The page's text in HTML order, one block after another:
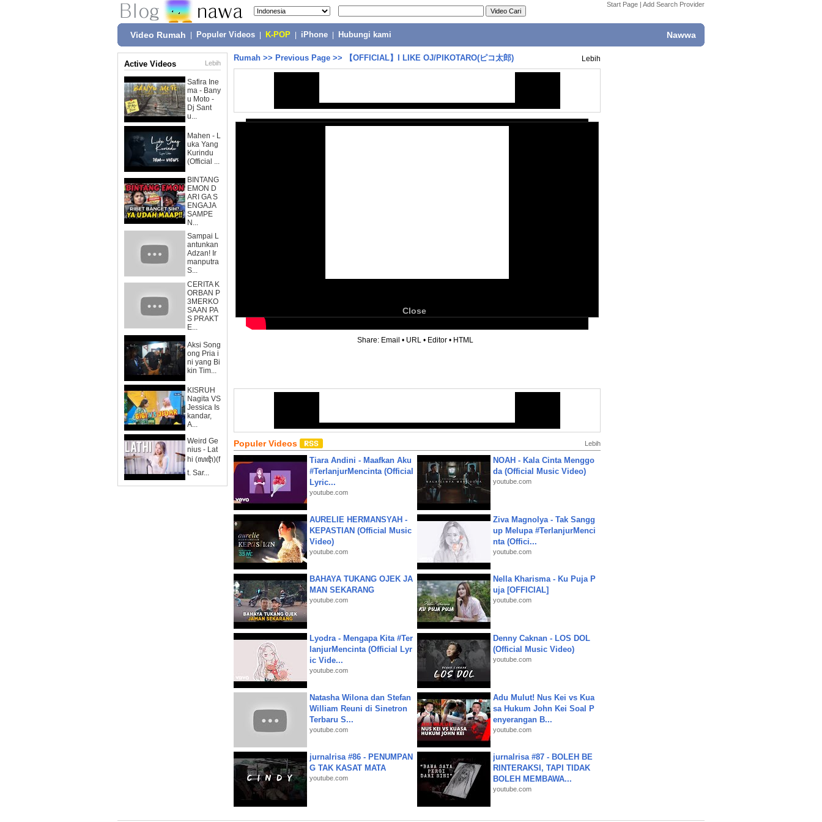
Start Page | Add Search Provider
Video Rumah Populer Videos K-POP iPhone Hubungi kami Nawwa
Active Videos Lebih
Safira Ine
ma - Bany
u Moto -
Dj Sant
u...
Mahen - L
uka Yang
Kurindu
(Official ...
BINTANG
EMON D
ARI GA S
ENGAJA
SAMPE
N...
Sampai L
antunkan
Adzan! Ir
manputra
S...
CERITA K
ORBAN P
3MERKO
SAAN PA
S PRAKT
E...
Aksi Song
ong Pria i
ni yang Bi
kin Tim...
KISRUH
Nagita VS
Jessica Is
kandar,
A...
Weird Ge
nius - Lat
hi (ꦭꦛꦶ)(f
t. Sar...
Rumah >> Previous Page >> 【OFFICIAL】I LIKE OJ/PIKOTARO(ピコ太郎) Lebih
Close
Share: Email • URL • Editor • HTML
Populer Videos Lebih
Tiara Andini - Maafkan Aku
#TerlanjurMencinta (Official
Lyric...
youtube.com
NOAH - Kala Cinta Menggo
da (Official Music Video)
youtube.com
AURELIE HERMANSYAH -
KEPASTIAN (Official Music
Video)
youtube.com
Ziva Magnolya - Tak Sangg
up Melupa #TerlanjurMenci
nta (Offici...
youtube.com
BAHAYA TUKANG OJEK JA
MAN SEKARANG
youtube.com
Nella Kharisma - Ku Puja P
uja [OFFICIAL]
youtube.com
Lyodra - Mengapa Kita #Ter
lanjurMencinta (Official Lyr
ic Vide...
youtube.com
Denny Caknan - LOS DOL
(Official Music Video)
youtube.com
Natasha Wilona dan Stefan
William Reuni di Sinetron
Terbaru S...
youtube.com
Adu Mulut! Nus Kei vs Kua
sa Hukum John Kei Soal P
enyerangan B...
youtube.com
jurnalrisa #86 - PENUMPAN
G TAK KASAT MATA
youtube.com
jurnalrisa #87 - BOLEH BE
RINTERAKSI, TAPI TIDAK
BOLEH MEMBAWA...
youtube.com